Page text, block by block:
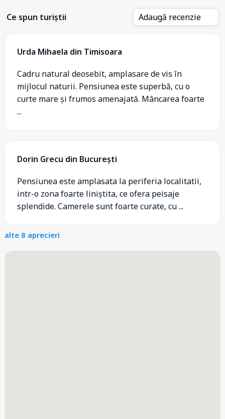
Ce spun turiștii Adaugă recenzie
Urda Mihaela din Timisoara
Cadru natural deosebit, amplasare de vis în
mijlocul naturii. Pensiunea este superbă, cu o
curte mare și frumos amenajată. Mâncarea foarte
...
Dorin Grecu din București
Pensiunea este amplasata la periferia localitatii,
intr-o zona foarte liniștita, ce ofera peisaje
splendide. Camerele sunt foarte curate, cu ...
alte 8 aprecieri